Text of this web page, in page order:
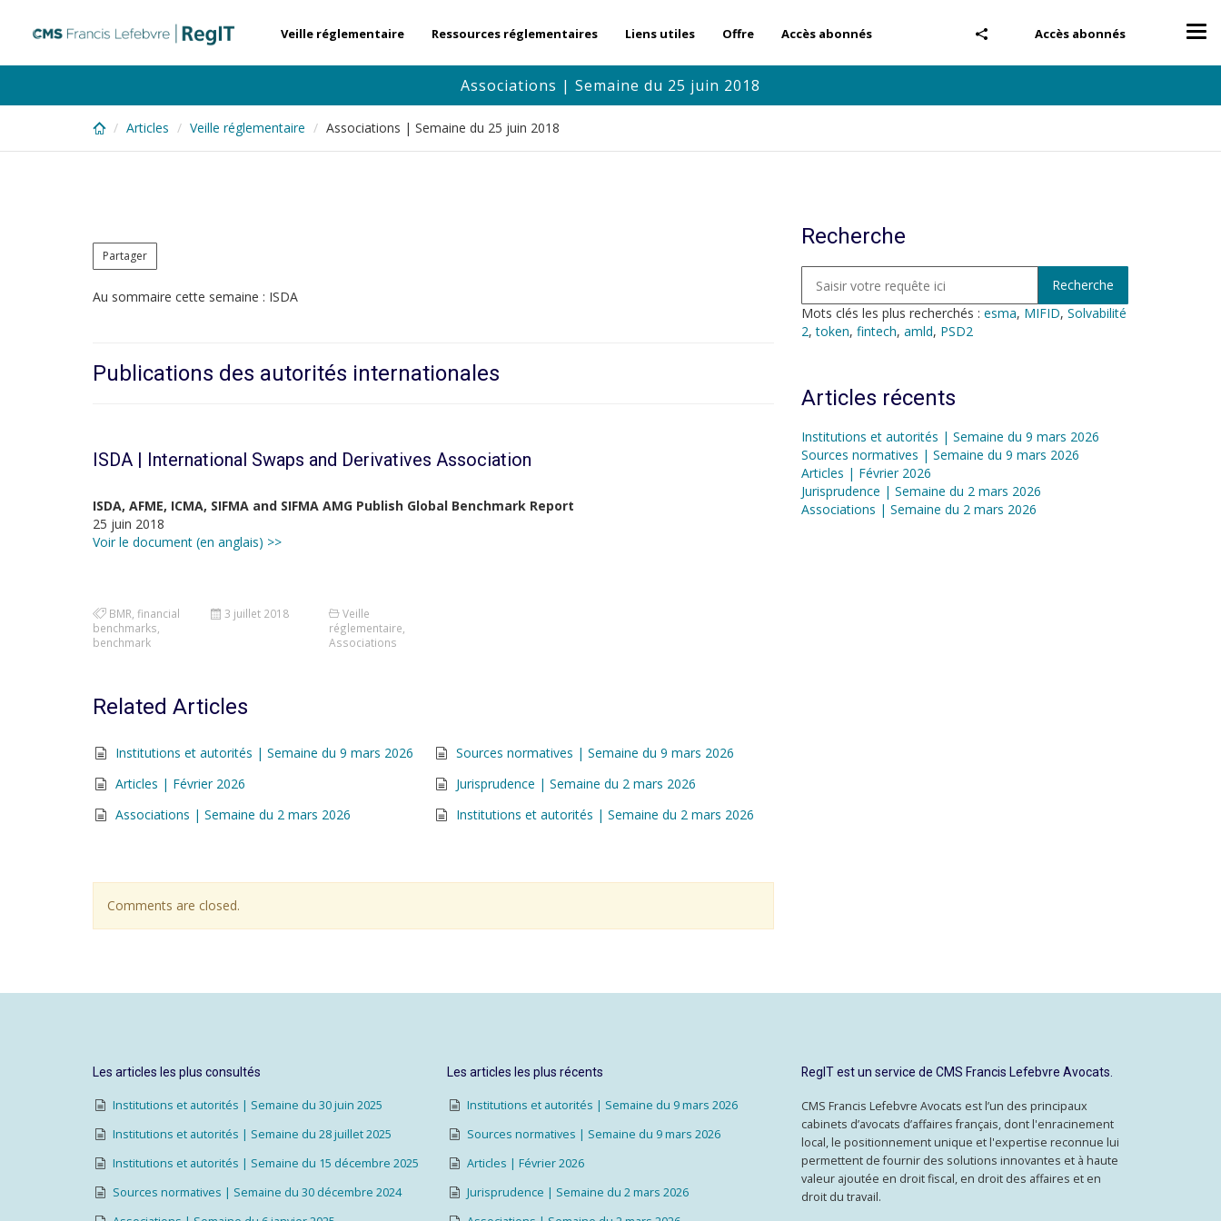
content
Accès abonnés
Veille réglementaire Ressources réglementaires Liens utiles Offre Accès abonnés
Associations | Semaine du 25 juin 2018
Articles Veille réglementaire Associations | Semaine du 25 juin 2018
Partager
Au sommaire cette semaine : ISDA
Publications des autorités internationales
ISDA | International Swaps and Derivatives Association
ISDA, AFME, ICMA, SIFMA and SIFMA AMG Publish Global Benchmark Report
25 juin 2018
Voir le document (en anglais) >>
BMR financial
benchmarks
benchmark
3 juillet 2018
Veille
réglementaire
Associations
Related Articles
Institutions et autorités | Semaine du 9 mars 2026
Sources normatives | Semaine du 9 mars 2026
Articles | Février 2026
Jurisprudence | Semaine du 2 mars 2026
Associations | Semaine du 2 mars 2026
Institutions et autorités | Semaine du 2 mars 2026
Comments are closed.
Recherche
Mots clés les plus recherchés : esma, MIFID, Solvabilité
2,token, fintech, amld, PSD2
Articles récents
Institutions et autorités | Semaine du 9 mars 2026
Sources normatives | Semaine du 9 mars 2026
Articles | Février 2026
Jurisprudence | Semaine du 2 mars 2026
Associations | Semaine du 2 mars 2026
Les articles les plus consultés
Institutions et autorités | Semaine du 30 juin 2025
Institutions et autorités | Semaine du 28 juillet 2025
Institutions et autorités | Semaine du 15 décembre 2025
Sources normatives | Semaine du 30 décembre 2024
Les articles les plus récents
Institutions et autorités | Semaine du 9 mars 2026
Sources normatives | Semaine du 9 mars 2026
Articles | Février 2026
Jurisprudence | Semaine du 2 mars 2026
RegIT est un service de CMS Francis Lefebvre Avocats.
CMS Francis Lefebvre Avocats est l’un des principaux
cabinets d’avocats d’affaires français, dont l'enracinement
local, le positionnement unique et l'expertise reconnue lui
permettent de fournir des solutions innovantes et à haute
valeur ajoutée en droit fiscal, en droit des affaires et en
droit du travail.